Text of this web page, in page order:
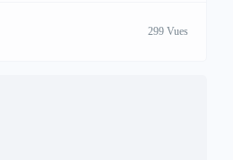
299 Vues